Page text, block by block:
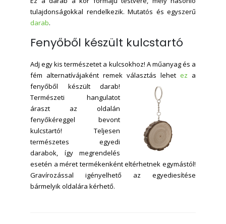
tulajdonságokkal rendelkezik. Mutatós és egyszerű
darab.
Fenyőből készült kulcstartó
Adj egy kis természetet a kulcsokhoz! A műanyag és a
fém alternatívájaként remek választás lehet ez a
fenyőből készült darab!
Természeti hangulatot
áraszt az oldalán
fenyőkéreggel bevont
kulcstartó! Teljesen
természetes egyedi
darabok, így megrendelés
esetén a méret termékenként eltérhetnek egymástól!
Gravírozással igényelhető az egyediesítése
bármelyik oldalára kérhető.